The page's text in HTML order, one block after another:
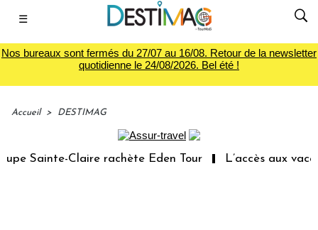
☰
Nos bureaux sont fermés du 27/07 au 16/08. Retour de la newsletter
quotidienne le 24/08/2026. Bel été !
Accueil > DESTIMAG
Sainte-Claire rachète Eden Tour L’accès aux